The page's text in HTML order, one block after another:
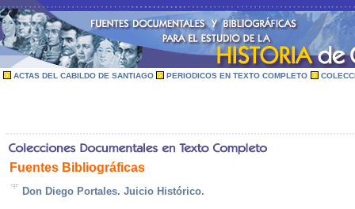
ACTAS DEL CABILDO DE SANTIAGO PERIODICOS EN TEXTO COMPLETO
Fuentes Bibliográficas
Don Diego Portales. Juicio Histórico.